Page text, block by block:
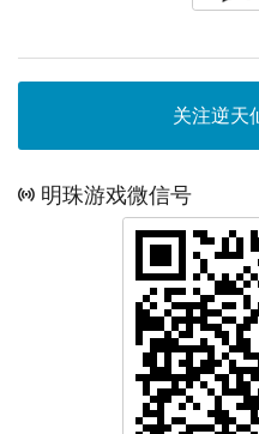
关注逆天
明珠游戏微信号